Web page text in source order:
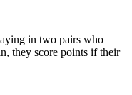
in two pairs who
they score points if their